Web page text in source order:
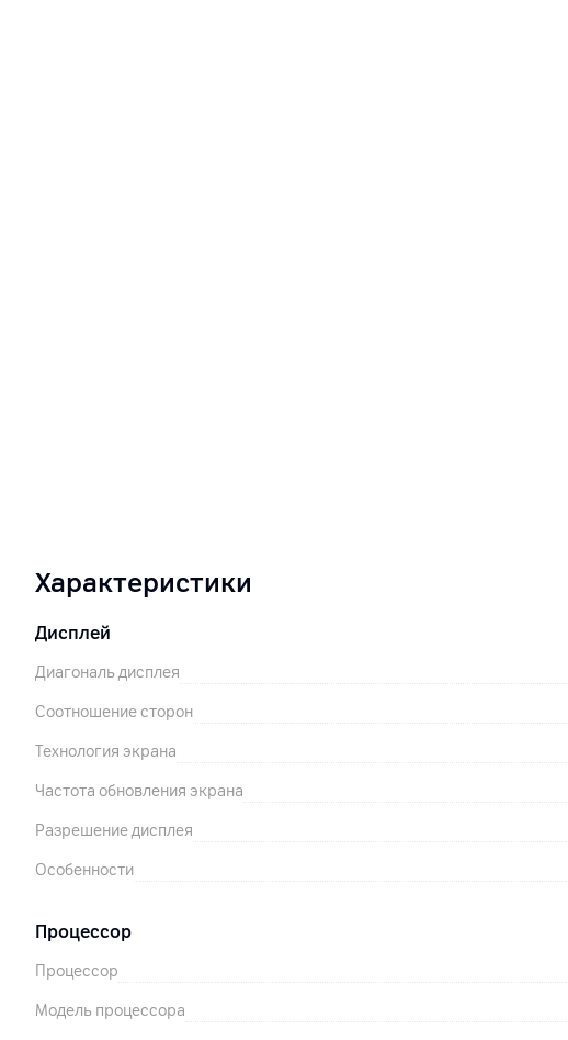
Характеристики
Дисплей
Диагональ дисплея
Соотношение сторон
Технология экрана
Частота обновления экрана
Разрешение дисплея
Особенности
Процессор
Процессор
Модель процессора